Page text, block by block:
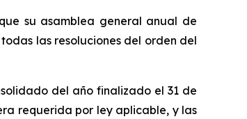
que su asamblea general anual de
las resoluciones del orden del
del año finalizado el 31 de
requerida por ley aplicable, y las